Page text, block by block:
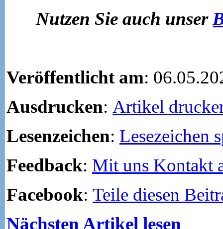
Nutzen Sie auch unser
Veröffentlicht am:
Ausdrucken: Artikel
Lesenzeichen: Lesezeichen
Feedback: Mit uns Kontakt
Facebook: Teile diesen
Nächsten Artikel lesen